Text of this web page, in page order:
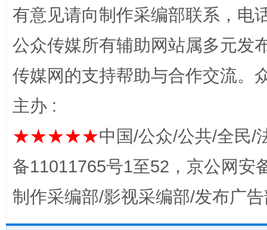
揭开“小金库”的免责幌子
有意见请向制作采编部联系，电
公众传媒所有辅助网站属多元发
传媒网的支持帮助与合作交流。
主办 :
★★★★★中国/公众/公共/全民/
备11011765号1至52，京公网安
制作采编部/影视采编部/发布广